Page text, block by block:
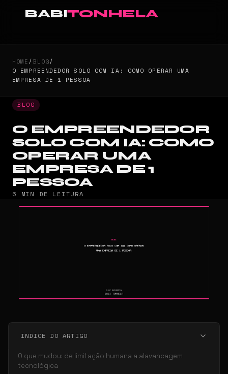
BABITONHELA
HOME/BLOG/
O EMPREENDEDOR SOLO COM IA: COMO OPERAR UMA
EMPRESA DE 1 PESSOA
BLOG
O EMPREENDEDOR
SOLO COM IA: COMO
OPERAR UMA
EMPRESA DE 1
PESSOA
6 MIN DE LEITURA
INDICE DO ARTIGO
O que mudou: de limitação humana a alavancagem
tecnológica